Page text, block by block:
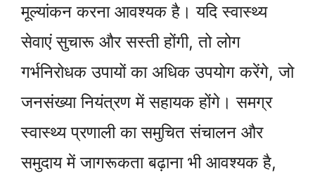
मूल्यांकन करना आवश्यक है। यदि स्वास्थ्य
सेवाएं सुचारू और सस्ती होंगी, तो लोग
गर्भनिरोधक उपायों का अधिक उपयोग करेंगे, जो
जनसंख्या नियंत्रण में सहायक होंगे। समग्र
स्वास्थ्य प्रणाली का समुचित संचालन और
समुदाय में जागरूकता बढ़ाना भी आवश्यक है,